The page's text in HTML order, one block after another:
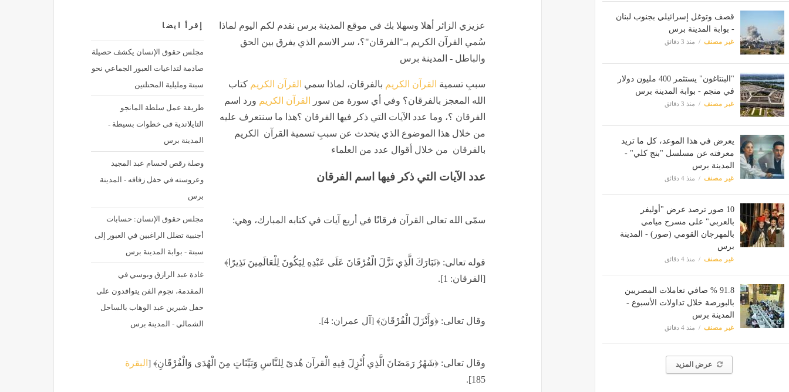
قصف وتوغل إسرائيلي بجنوب لبنان
- بوابة المدينة برس
غير مصنف منذ 3 دقائق
"البنتاغون" يستثمر 400 مليون دولار
في منجم - بوابة المدينة برس
غير مصنف منذ 3 دقائق
يعرض في هذا الموعد، كل ما تريد
معرفته عن مسلسل "بنج كلي" -
المدينة برس
غير مصنف منذ 4 دقائق
10 صور ترصد عرض "أوليفر
بالعربي" على مسرح ميامي
بالمهرجان القومي (صور) - المدينة
برس
غير مصنف منذ 4 دقائق
91.8 % صافي تعاملات المصريين
بالبورصة خلال تداولات الأسبوع -
المدينة برس
غير مصنف منذ 4 دقائق
عرض المزيد
إقرأ ايضا
مجلس حقوق الإنسان يكشف حصيلة
صادمة لتداعيات العبور الجماعي نحو
سبتة ومليلية المحتلتين
طريقة عمل سلطة المانجو
التايلاندية فى خطوات بسيطة -
المدينة برس
وصلة رقص لحسام عبد المجيد
وعروسته في حفل زفافه - المدينة
برس
مجلس حقوق الإنسان: حسابات
أجنبية تضلل الراغبين في العبور إلى
سبتة - بوابة المدينة برس
غادة عبد الرازق وبوسي في
المقدمة، نجوم الفن يتوافدون على
حفل شيرين عبد الوهاب بالساحل
الشمالي - المدينة برس
عزيزي الزائر أهلا وسهلا بك في موقع المدينة برس نقدم لكم اليوم لماذا
سُمي القرآن الكريم بـ"الفرقان"؟، سر الاسم الذي يفرق بين الحق
والباطل - المدينة برس
سببِ تسمية القرآن الكريم بالفرقان، لماذا سمي القرآن الكريم كتاب
الله المعجز بالفرقان؟ وفي أي سورة من سور
القرآن الكريم ورد اسم
الفرقان ؟، وما عدد الآيات التي ذكر فيها الفرقان ؟هذا ما سنتعرف عليه
من خلال هذا الموضوع الذي يتحدث عن سببِ تسمية القرآن الكريم
بالفرقان من خلال أقوال عدد من العلماء
عدد الآيات التي ذكر فيها اسم الفرقان
سمّى الله تعالى القرآن فرقانًا في أربع آيات في كتابه المبارك، وهي:
قوله تعالى: ﴿تَبَارَكَ الَّذِي نَزَّلَ الْفُرْقَانَ عَلَى عَبْدِهِ لِيَكُونَ لِلْعَالَمِينَ نَذِيرًا﴾
[الفرقان: 1].
وقال تعالى: ﴿وَأَنْزَلَ الْفُرْقَانَ﴾ [آل عمران: 4].
وقال تعالى: ﴿شَهْرُ رَمَضَانَ الَّذِي أُنْزِلَ فِيهِ الْقرآن هُدىً لِلنَّاسِ وَبَيِّنَاتٍ مِنَ الْهُدَى وَالْفُرْقَانِ﴾ [ البقرة
185].